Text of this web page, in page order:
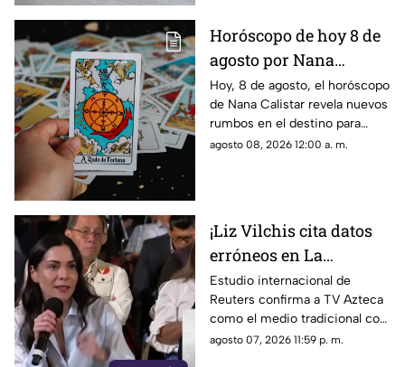
Horóscopo de hoy 8 de
agosto por Nana
Calistar: ¿Qué te depara
el destino este sábado?
Hoy, 8 de agosto, el horóscopo
de Nana Calistar revela nuevos
rumbos en el destino para
estos signos
agosto 08, 2026 12:00 a. m.
¡Liz Vilchis cita datos
erróneos en La
Mañanera: Estudio de
Reuters confirma
liderazgo de TV Azteca
en alcance y
Estudio internacional de
Reuters confirma a TV Azteca
como el medio tradicional con
mayor alcance y credibilidad
agosto 07, 2026 11:59 p. m.